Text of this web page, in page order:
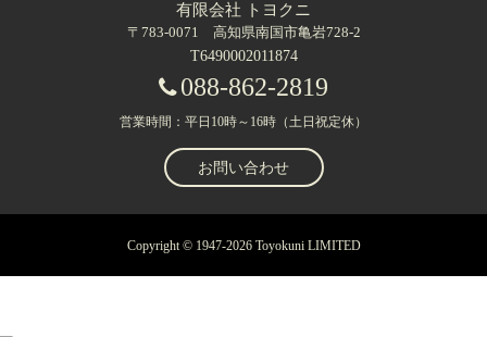
有限会社 トヨクニ
〒783-0071 高知県南国市亀岩728-2
T6490002011874
088-862-2819
営業時間：平日10時～16時（土日祝定休）
お問い合わせ
Copyright © 1947-2026 Toyokuni LIMITED